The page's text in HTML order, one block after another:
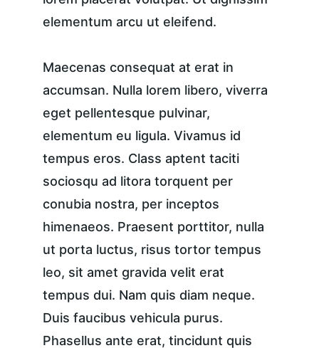
elementum arcu ut eleifend.
Maecenas consequat at erat in
accumsan. Nulla lorem libero, viverra
eget pellentesque pulvinar,
elementum eu ligula. Vivamus id
tempus eros. Class aptent taciti
sociosqu ad litora torquent per
conubia nostra, per inceptos
himenaeos. Praesent porttitor, nulla
ut porta luctus, risus tortor tempus
leo, sit amet gravida velit erat
tempus dui. Nam quis diam neque.
Duis faucibus vehicula purus.
Phasellus ante erat, tincidunt quis